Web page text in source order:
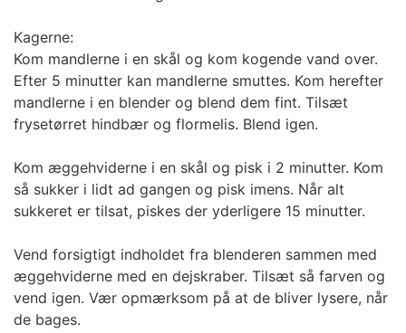
Kagerne:
Kom mandlerne i en skål og kom kogende vand over.
Efter 5 minutter kan mandlerne smuttes. Kom herefter
mandlerne i en blender og blend dem fint. Tilsæt
frysetørret hindbær og flormelis. Blend igen.
Kom æggehviderne i en skål og pisk i 2 minutter. Kom
så sukker i lidt ad gangen og pisk imens. Når alt
sukkeret er tilsat, piskes der yderligere 15 minutter.
Vend forsigtigt indholdet fra blenderen sammen med
æggehviderne med en dejskraber. Tilsæt så farven og
vend igen. Vær opmærksom på at de bliver lysere, når
de bages.